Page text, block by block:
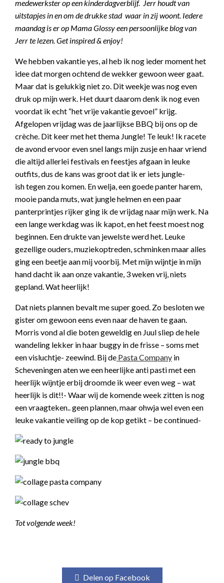
medewerkster op een kinderdagverblijf. Jerr houdt van
uitstapjes in en om de drukke stad waar in zij woont. Iedere
maandag is er op Mama Glossy een persoonlijke blog van
Jerr te lezen. Get inspired & enjoy!
We hebben vakantie yes, al heb ik nog ieder moment het
idee dat morgen ochtend de wekker gewoon weer gaat.
Maar dat is gelukkig niet zo. Dit weekje was nog even
druk op mijn werk. Het duurt daarom denk ik nog even
voordat ik echt “het vrije vakantie gevoel” krijg.
Afgelopen vrijdag was de jaarlijkse BBQ bij ons op de
crèche. Dit keer met het thema Jungle! Te leuk! Ik racete
de avond ervoor even snel langs mijn zusje en haar vriend
die altijd allerlei festivals en feestjes afgaan in leuke
outfits, dus de kans was groot dat ik er iets jungle-
ish tegen zou komen. En welja, een goede panter harem,
mooie panda muts, wat jungle helmen en een paar
panterprintjes rijker ging ik de vrijdag naar mijn werk. Na
een lange werkdag was ik kapot, en het feest moest nog
beginnen. Een drukte van jewelste werd het. Leuke
gezellige ouders, muziekoptreden, schminken maar alles
ging een beetje aan mij voorbij. Met mijn wijntje in mijn
hand dacht ik aan onze vakantie, 3 weken vrij, niets
gepland. Wat heerlijk!
Dat niets plannen bevalt me super goed. Zo besloten we
gister om gewoon eens even naar de haven te gaan.
Morris vond al die boten geweldig en Juul sliep de hele
wandeling lekker in haar buggy in de frisse – soms met
een visluchtje- zeewind. Bij de Pasta Company in
Scheveningen aten we een heerlijke anti pasti met een
heerlijk wijntje erbij droomde ik weer even weg – wat
heerlijk is dit!!- Waar wij de komende week zitten is nog
een vraagteken.. geen plannen, maar ohwja wel even een
leuke vakantie veiling op de kop getikt – be continued-
Tot volgende week!
Delen op Facebook